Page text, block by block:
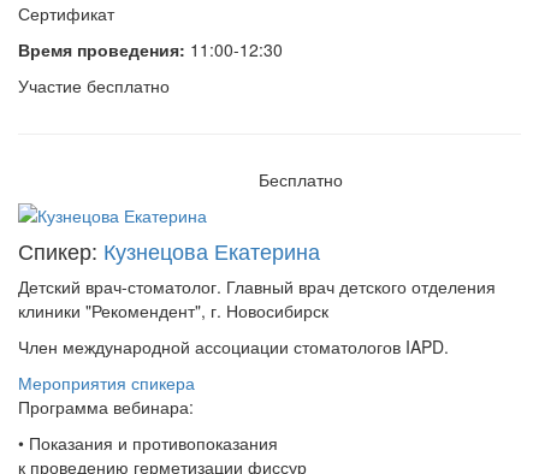
Сертификат
Время проведения: 11:00-12:30
Участие бесплатно
Бесплатно
Спикер: Кузнецова Екатерина
Детский врач-стоматолог. Главный врач детского отделения
клиники "Рекомендент", г. Новосибирск
Член международной ассоциации стоматологов IAPD.
Мероприятия спикера
Программа вебинара:
• Показания и противопоказания
к проведению герметизации фиссур